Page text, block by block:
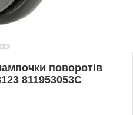
поворотів
811953053C